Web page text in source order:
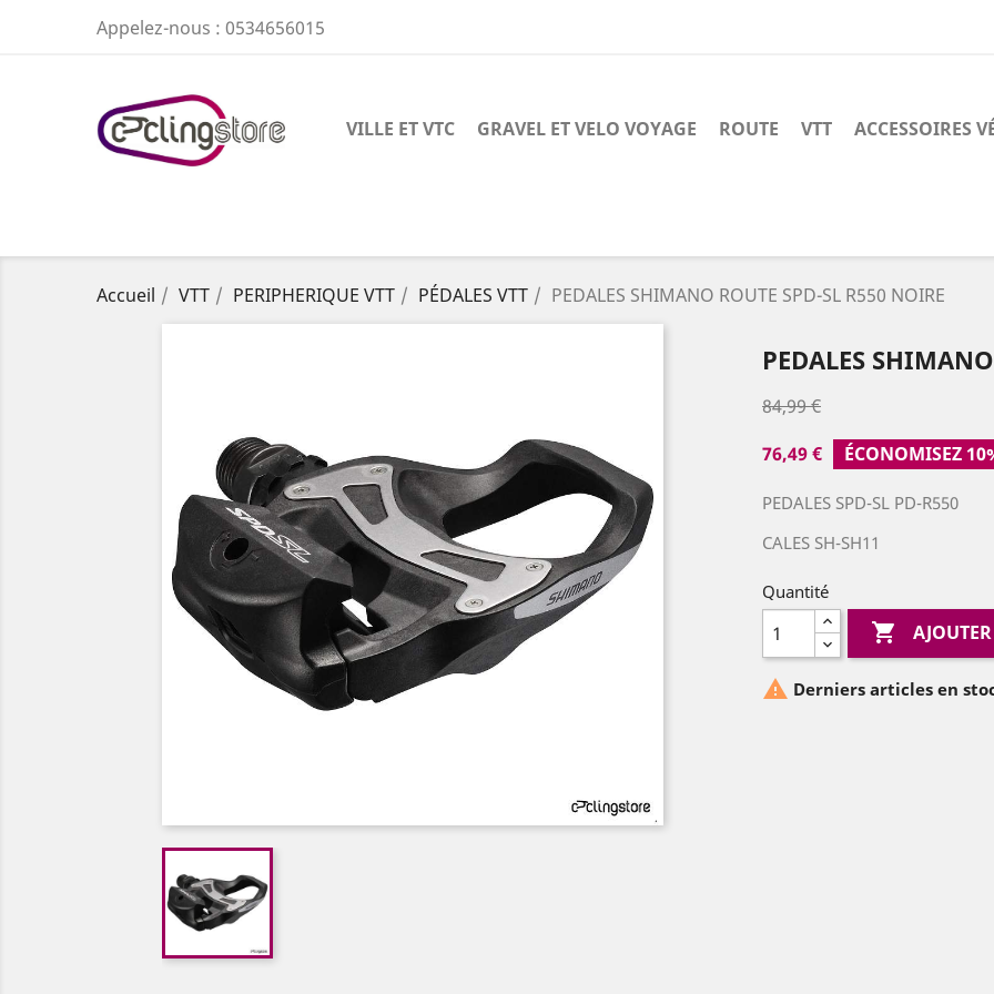
Appelez-nous : 0534656015
VILLE ET VTC GRAVEL ET VELO VOYAGE ROUTE VTT ACCESSOIRES
Accueil VTT PERIPHERIQUE VTT PÉDALES VTT PEDALES SHIMANO ROUTE SPD-SL R550 NOIRE
PEDALES
84,99 €
76,49 €
ÉCONOMISEZ
PEDALES SPD-SL PD-R550
CALES SH-SH11
Quantité

 Derniers articles en